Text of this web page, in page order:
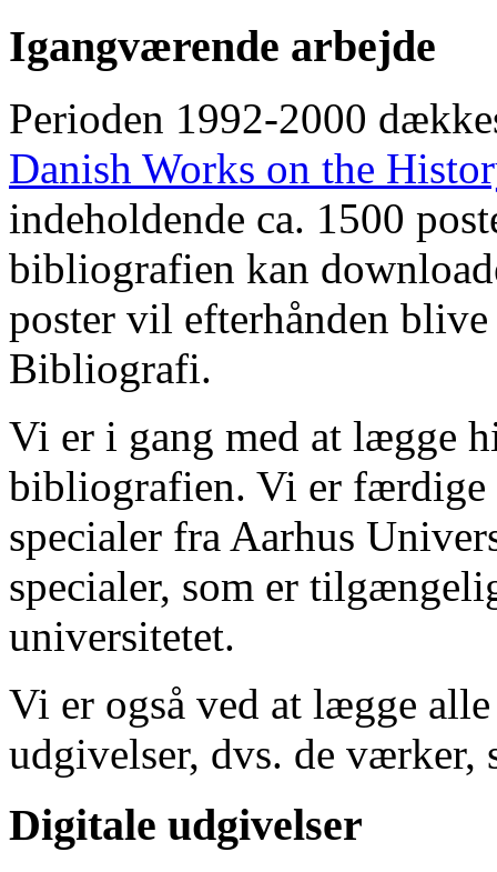
Igangværende arbejde
Perioden 1992-2000
Danish Works on the
indeholdende ca. 1500
bibliografien kan
poster vil efterhånden
Bibliografi.
Vi er i gang med at lægge
bibliografien. Vi er færdige
specialer fra Aarhus
specialer, som er
universitetet.
Vi er også ved at lægge
udgivelser, dvs. de værker,
Digitale udgivelser